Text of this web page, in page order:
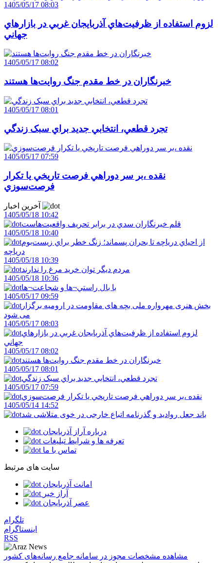
1405/05/17 08:03
لزوم استفاده از ظرفيت‌هاي آذربايجان غربي در بازارهاي
جهاني
1405/05/17 08:02
خبرنگاران در خط مقدم جنگ روايت‌ها هستند
1405/05/17 08:01
تجرد قطعي، انتخابي جديد براي سبک زندگي
1405/05/17 07:59
نقده ،بر سر دوراهي فرصت تاريخي يا تکرار
فرصت‌سوزي
1405/05/18 10:42
قلم خبرنگاران سدي در برابر تحريف واقعيت‌هاست
1405/05/18 10:40
از احياي درياچه تا بحران پسماند؛ زنگ خطر براي زيست‌بوم
درياچه
1405/05/18 10:39
مردم ديگر توان خريد مرغ را ندارند
1405/05/18 10:36
با بال راستي¬ها و شجاعت¬ها
1405/05/17 09:59
بخش هنری مهرواره ملی بچه های مقاومت در ارومیه برگزار
می شود
1405/05/17 08:03
لزوم استفاده از ظرفيت‌هاي آذربايجان غربي در بازارهاي
جهاني
1405/05/17 08:02
خبرنگاران در خط مقدم جنگ روايت‌ها هستند
1405/05/17 08:01
تجرد قطعي، انتخابي جديد براي سبک زندگي
1405/05/17 07:59
نقده ،بر سر دوراهي فرصت تاريخي يا تکرار فرصت‌سوزي
1405/05/14 14:52
باند جعل روادید و گذرنامه اتباع خارجی در خوی متلاشی شد
درباره آراز آذربایجان
تعرفه ها و شرایط تبلیغات
تماس با ما
سایت های مرتبط
امانت آذربایجان
آراز خبر
عصر آذربایجان
تلگرام
اینستاگرام
RSS
مشاهده مشخصات مجوز در سامانه جامع رسانه‌های کشور